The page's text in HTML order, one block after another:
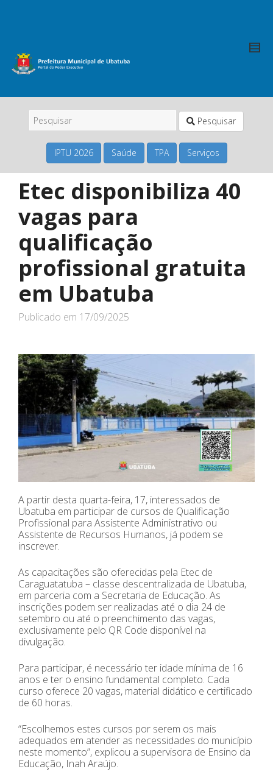
Pesquisar
IPTU 2026 Saúde TPA Serviços
Etec disponibiliza 40
vagas para
qualificação
profissional gratuita
em Ubatuba
Publicado em 17/09/2025
A partir desta quarta-feira, 17, interessados de
Ubatuba em participar de cursos de Qualificação
Profissional para Assistente Administrativo ou
Assistente de Recursos Humanos, já podem se
inscrever.
As capacitações são oferecidas pela Etec de
Caraguatatuba – classe descentralizada de Ubatuba,
em parceria com a Secretaria de Educação. As
inscrições podem ser realizadas até o dia 24 de
setembro ou até o preenchimento das vagas,
exclusivamente pelo QR Code disponível na
divulgação.
Para participar, é necessário ter idade mínima de 16
anos e ter o ensino fundamental completo. Cada
curso oferece 20 vagas, material didático e certificado
de 60 horas.
“Escolhemos estes cursos por serem os mais
adequados em atender as necessidades do município
neste momento”, explicou a supervisora de Ensino da
Educação, Inah Araújo.